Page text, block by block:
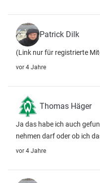
Patrick Dilk
(Link nur für registrierte
vor 4 Jahre
Thomas Häger
Ja das habe ich auch
nehmen darf oder ob ich
vor 4 Jahre